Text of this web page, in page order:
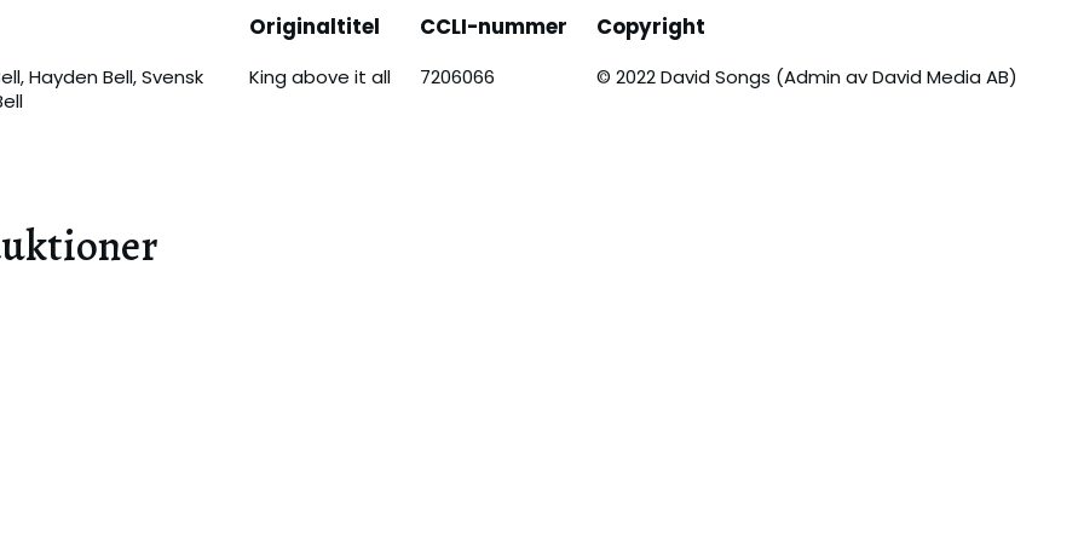
Hayden Bell, Svensk
Originaltitel
King above it all
CCLI-nummer
7206066
Copyright
© 2022 David Songs (Admin av David Media AB)